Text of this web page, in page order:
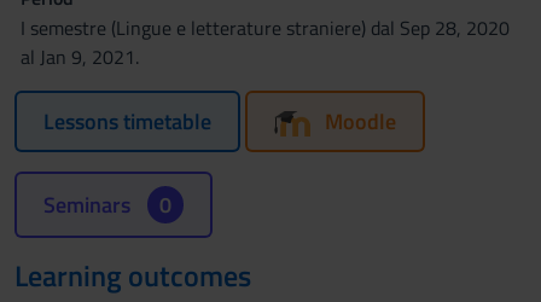
I semestre (Lingue e letterature straniere) dal Sep 28, 2020
al Jan 9, 2021.
Lessons timetable Moodle
Seminars 0
Learning outcomes